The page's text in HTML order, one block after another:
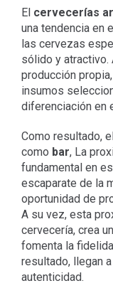
El cervecerías
una tendencia en
las cervezas
sólido y atractivo.
producción
insumos
diferenciación en
Como resultado,
como bar, La
fundamental en
escaparate de la
oportunidad de
A su vez, esta
cervecería, crea
fomenta la
resultado, llegan
autenticidad.